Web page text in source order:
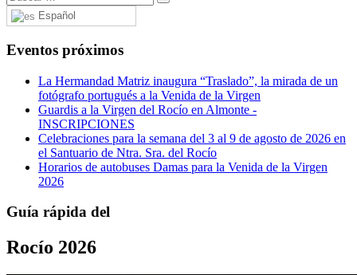
Español
Eventos próximos
La Hermandad Matriz inaugura “Traslado”, la mirada de un
fotógrafo portugués a la Venida de la Virgen
Guardis a la Virgen del Rocío en Almonte -
INSCRIPCIONES
Celebraciones para la semana del 3 al 9 de agosto de 2026 en
el Santuario de Ntra. Sra. del Rocío
Horarios de autobuses Damas para la Venida de la Virgen
2026
Guía rápida del
Rocío 2026